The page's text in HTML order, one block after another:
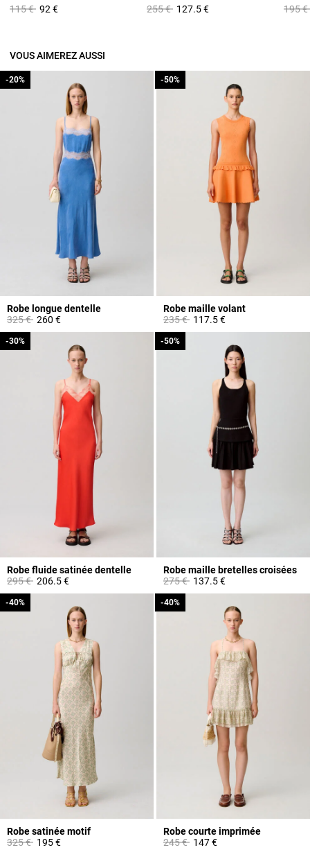
Prix réduit à partir de
115 €à92 €
Prix réduit à partir de
255 €à127.5 € Prix
195 €
VOUS AIMEREZ AUSSI
Robe longue dentelle
Prix réduit à partir de
325 €à
-20%
260 €
-20%
Robe maille volant
Prix réduit à partir de
235 €à
-50%
117.5 €
-50%
Robe fluide satinée dentelle
Prix réduit à partir de
295 €à
-30%
206.5 €
-30%
Robe maille bretelles croisées
Prix réduit à partir de
275 €à
-50%
137.5 €
-50%
Robe satinée motif
Prix réduit à partir de
325 €à
-40%
195 €
-40%
Robe courte imprimée
Prix réduit à partir de
245 €à
-40%
147 €
-40%